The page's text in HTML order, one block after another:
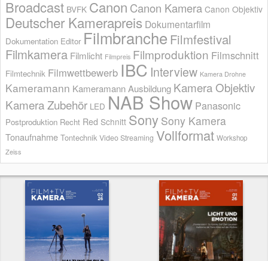
Broadcast BVFK Canon Canon Kamera Canon Objektiv
Deutscher Kamerapreis Dokumentarfilm
Dokumentation Editor Filmbranche Filmfestival
Filmkamera Filmlicht Filmpreis Filmproduktion Filmschnitt
Filmtechnik Filmwettbewerb IBC Interview Kamera Drohne
Kameramann Kameramann Ausbildung Kamera Objektiv
Kamera Zubehör LED NAB Show Panasonic
Postproduktion Recht Red Schnitt Sony Sony Kamera
Tonaufnahme Tontechnik Video Streaming Vollformat Workshop
Zeiss